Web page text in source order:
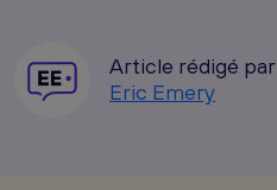
Article rédigé par
Eric Emery